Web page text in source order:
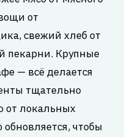
от
свежий хлеб от
пекарни. Крупные
— всё делается
тщательно
от локальных
чтобы